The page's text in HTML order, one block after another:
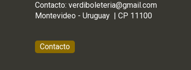
Contacto: verdiboleteria@gmail.com
Montevideo -
Contacto